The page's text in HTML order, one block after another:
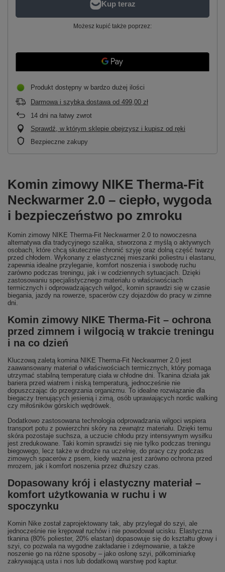
Możesz kupić także poprzez:
Produkt dostępny w bardzo dużej ilości
Darmowa i szybka dostawa od 499,00 zł
14 dni na łatwy zwrot
Sprawdź, w którym sklepie obejrzysz i kupisz od ręki
Bezpieczne zakupy
Komin zimowy NIKE Therma-Fit
Neckwarmer 2.0 – ciepło, wygoda
i bezpieczeństwo po zmroku
Komin zimowy NIKE Therma-Fit Neckwarmer 2.0 to nowoczesna
alternatywa dla tradycyjnego szalika, stworzona z myślą o aktywnych
osobach, które chcą skutecznie chronić szyję oraz dolną część twarzy
przed chłodem. Wykonany z elastycznej mieszanki poliestru i elastanu,
zapewnia idealne przyleganie, komfort noszenia i swobodę ruchu
zarówno podczas treningu, jak i w codziennych sytuacjach. Dzięki
zastosowaniu specjalistycznego materiału o właściwościach
termicznych i odprowadzających wilgoć, komin sprawdzi się w czasie
biegania, jazdy na rowerze, spacerów czy dojazdów do pracy w zimne
dni.
Komin zimowy NIKE Therma-Fit – ochrona
przed zimnem i wilgocią w trakcie treningu
i na co dzień
Kluczową zaletą komina NIKE Therma-Fit Neckwarmer 2.0 jest
zaawansowany materiał o właściwościach termicznych, który pomaga
utrzymać stabilną temperaturę ciała w chłodne dni. Tkanina działa jak
bariera przed wiatrem i niską temperaturą, jednocześnie nie
dopuszczając do przegrzania organizmu. To idealne rozwiązanie dla
biegaczy trenujących jesienią i zimą, osób uprawiających nordic walking
czy miłośników górskich wędrówek.
Dodatkowo zastosowana technologia odprowadzania wilgoci wspiera
transport potu z powierzchni skóry na zewnątrz materiału. Dzięki temu
skóra pozostaje suchsza, a uczucie chłodu przy intensywnym wysiłku
jest zredukowane. Taki komin sprawdzi się nie tylko podczas treningu
biegowego, lecz także w drodze na uczelnię, do pracy czy podczas
zimowych spacerów z psem, kiedy ważna jest zarówno ochrona przed
mrozem, jak i komfort noszenia przez dłuższy czas.
Dopasowany krój i elastyczny materiał –
komfort użytkowania w ruchu i w
spoczynku
Komin Nike został zaprojektowany tak, aby przylegał do szyi, ale
jednocześnie nie krępował ruchów i nie powodował ucisku. Elastyczna
tkanina (80% poliester, 20% elastan) dopasowuje się do kształtu głowy i
szyi, co pozwala na wygodne zakładanie i zdejmowanie, a także
noszenie go na różne sposoby – jako osłonę szyi, półkominiarkę
zakrywającą usta i nos lub dodatkową warstwę pod kaptur.